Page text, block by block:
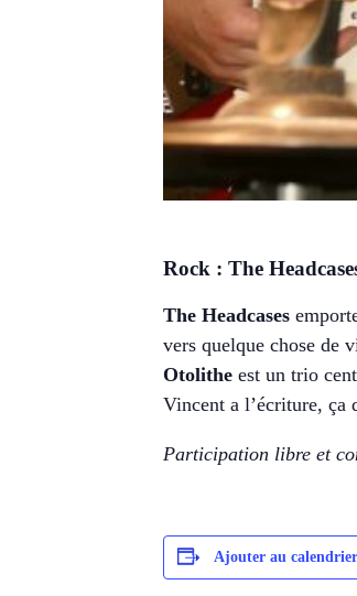
Rock : The
The Headcases
vers quelque chose de
Otolithe est un trio
Vincent a l’écriture, ça
Participation libre et
Ajouter au calendrier